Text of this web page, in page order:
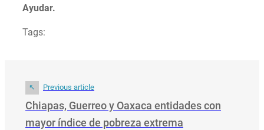
Ayudar.
Tags:
Previous article
Chiapas, Guerreo y Oaxaca entidades con
mayor índice de pobreza extrema